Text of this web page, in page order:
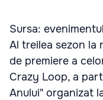
Sursa:
Al treilea sezon la
de premiere a
Crazy Loop, a
Anului" organizat